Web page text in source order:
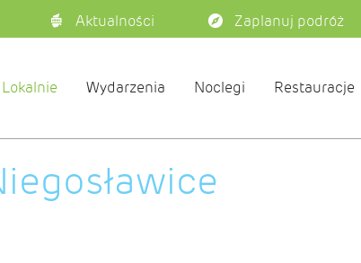
Aktualności Zaplanuj podróż
Lokalnie Wydarzenia Noclegi Restauracje